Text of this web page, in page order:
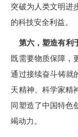
突破为人类文明进
的科技安全利益。
第六，塑造有利
既需要物质保障，
通过接续奋斗铸就
天精神、科学家精
同塑造了中国特色
竭动力。